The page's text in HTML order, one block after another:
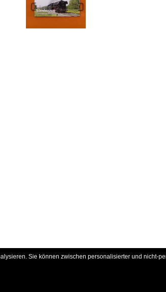
Sie können zwischen personalisierter und nicht-